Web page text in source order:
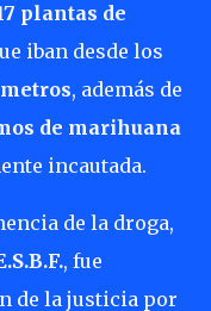
plantas de
iban desde los
, además de
de marihuana
incautada.
de la droga,
, fue
de la justicia por